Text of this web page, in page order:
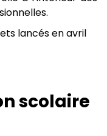
lancés en avril
scolaire